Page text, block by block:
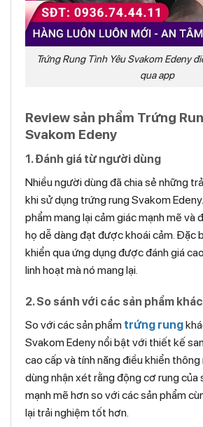
Trứng Rung Tình Yêu Svakom Edeny
qua app
Review sản phẩm Trứng
Svakom Edeny
1. Đánh giá từ người dùng
Nhiều người dùng đã chia sẻ những
khi sử dụng trứng rung Svakom
phẩm mang lại cảm giác mạnh mẽ và
họ dễ dàng đạt được khoái cảm. Đặc
khiển qua ứng dụng được đánh giá
linh hoạt mà nó mang lại.
2. So sánh với các sản phẩm khác
So với các sản phẩm trứng rung
Svakom Edeny nổi bật với thiết kế
cao cấp và tính năng điều khiển
dùng nhận xét rằng động cơ rung của
mạnh mẽ hơn so với các sản phẩm
lại trải nghiệm tốt hơn.